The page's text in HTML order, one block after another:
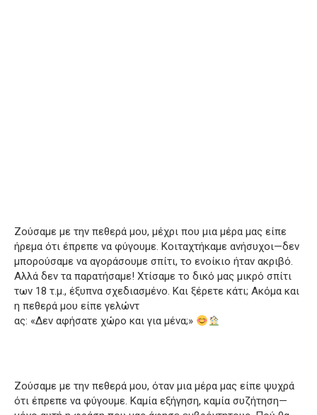
Ζούσαμε με την πεθερά μου, μέχρι που μια μέρα μας είπε
ήρεμα ότι έπρεπε να φύγουμε. Κοιταχτήκαμε ανήσυχοι—δεν
μπορούσαμε να αγοράσουμε σπίτι, το ενοίκιο ήταν ακριβό.
Αλλά δεν τα παρατήσαμε! Χτίσαμε το δικό μας μικρό σπίτι
των 18 τ.μ., έξυπνα σχεδιασμένο. Και ξέρετε κάτι; Ακόμα και
η πεθερά μου είπε γελώντ
ας: «Δεν αφήσατε χώρο και για μένα;»
Ζούσαμε με την πεθερά μου, όταν μια μέρα μας είπε ψυχρά
ότι έπρεπε να φύγουμε. Καμία εξήγηση, καμία συζήτηση—